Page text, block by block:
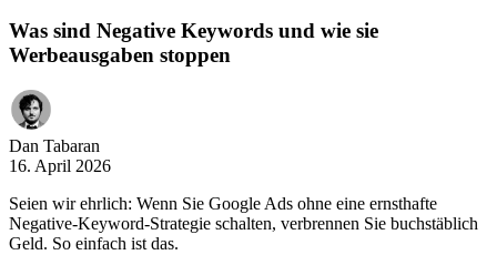
Was sind Negative Keywords und wie sie
Werbeausgaben stoppen
Dan Tabaran
16. April 2026
Seien wir ehrlich: Wenn Sie Google Ads ohne eine ernsthafte
Negative-Keyword-Strategie schalten, verbrennen Sie buchstäblich
Geld. So einfach ist das.